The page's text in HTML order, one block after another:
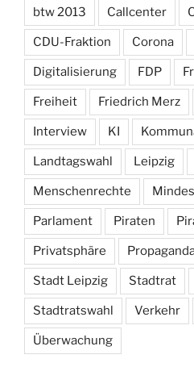
btw 2013 Callcenter
CDU-Fraktion Corona
Digitalisierung FDP
Freiheit Friedrich Merz
Interview KI
Landtagswahl Leipzig
Menschenrechte
Parlament Piraten
Privatsphäre
Stadt Leipzig Stadtrat
Stadtratswahl Verkehr
Überwachung